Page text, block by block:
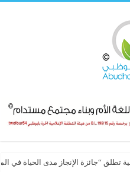
تطلق “جائزة الإنجاز مدى الحياة في